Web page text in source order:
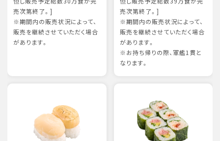
売次第終了。]
※期間内の販売状況によって、
販売を継続させていただく場合
があります。
売次第終了。]
※期間内の販売状況によって、
販売を継続させていただく場合
があります。
※お持ち帰りの際、軍艦1貫と
なります。